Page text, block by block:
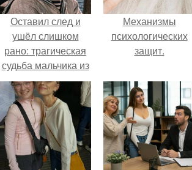
Оставил след и
ушёл слишком
рано: трагическая
судьба мальчика из
фильма
"Максимка".
Механизмы
психологических
защит.